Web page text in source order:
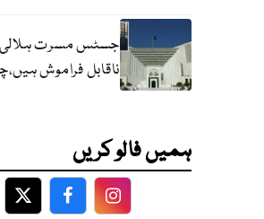
جسٹس مسرت ہلالی
ناقابل فراموش
ہمیں فالو کریں
TwitterFacebookFacebook